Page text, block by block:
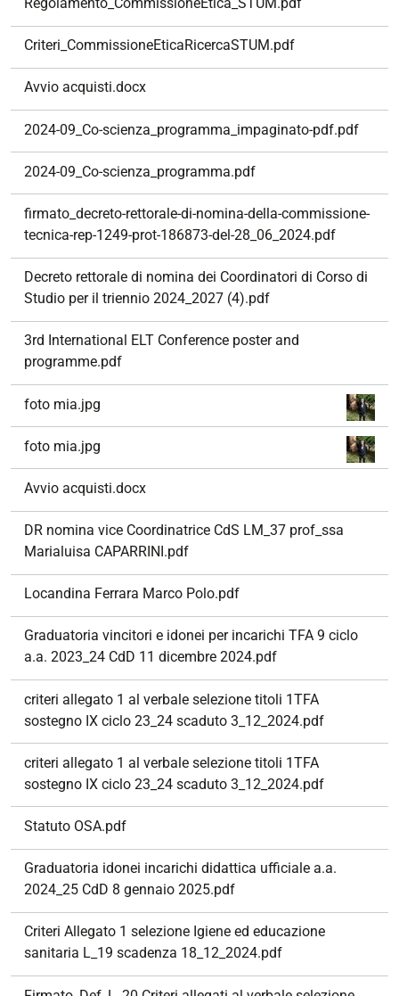
Criteri_CommissioneEticaRicercaSTUM.pdf
Avvio acquisti.docx
2024-09_Co-scienza_programma_impaginato-pdf.pdf
2024-09_Co-scienza_programma.pdf
firmato_decreto-rettorale-di-nomina-della-commissione-
tecnica-rep-1249-prot-186873-del-28_06_2024.pdf
Decreto rettorale di nomina dei Coordinatori di Corso di
Studio per il triennio 2024_2027 (4).pdf
3rd International ELT Conference poster and
programme.pdf
foto mia.jpg
foto mia.jpg
Avvio acquisti.docx
DR nomina vice Coordinatrice CdS LM_37 prof_ssa
Marialuisa CAPARRINI.pdf
Locandina Ferrara Marco Polo.pdf
Graduatoria vincitori e idonei per incarichi TFA 9 ciclo
a.a. 2023_24 CdD 11 dicembre 2024.pdf
criteri allegato 1 al verbale selezione titoli 1TFA
sostegno IX ciclo 23_24 scaduto 3_12_2024.pdf
criteri allegato 1 al verbale selezione titoli 1TFA
sostegno IX ciclo 23_24 scaduto 3_12_2024.pdf
Statuto OSA.pdf
Graduatoria idonei incarichi didattica ufficiale a.a.
2024_25 CdD 8 gennaio 2025.pdf
Criteri Allegato 1 selezione Igiene ed educazione
sanitaria L_19 scadenza 18_12_2024.pdf